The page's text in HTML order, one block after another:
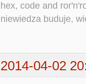
hex, code and
niewiedza buduje,
2014-04-02